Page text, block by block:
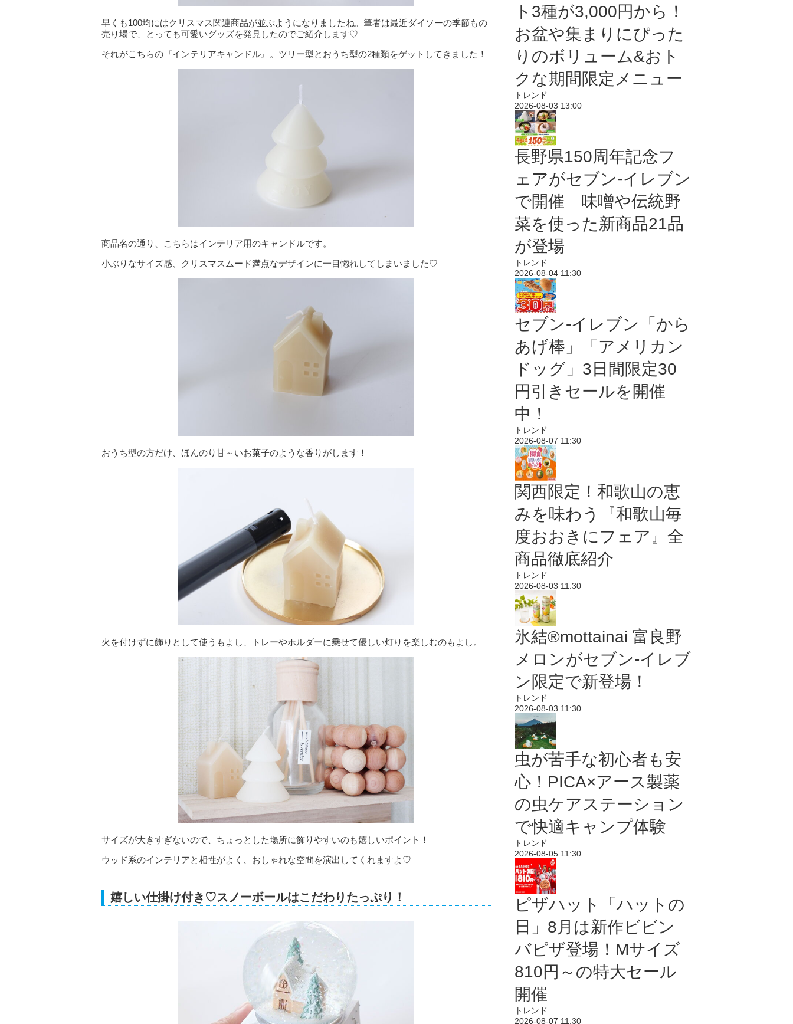
早くも100均にはクリスマス関連商品が並ぶようになりましたね。筆者は最近ダイソーの季節もの
売り場で、とっても可愛いグッズを発見したのでご紹介します♡
それがこちらの『インテリアキャンドル』。ツリー型とおうち型の2種類をゲットしてきました！
商品名の通り、こちらはインテリア用のキャンドルです。
小ぶりなサイズ感、クリスマスムード満点なデザインに一目惚れしてしまいました♡
おうち型の方だけ、ほんのり甘～いお菓子のような香りがします！
火を付けずに飾りとして使うもよし、トレーやホルダーに乗せて優しい灯りを楽しむのもよし。
サイズが大きすぎないので、ちょっとした場所に飾りやすいのも嬉しいポイント！
ウッド系のインテリアと相性がよく、おしゃれな空間を演出してくれますよ♡
嬉しい仕掛け付き♡スノーボールはこだわりたっぷり！
ト3種が3,000円から！
お盆や集まりにぴった
りのボリューム&おト
クな期間限定メニュー
トレンド
2026-08-03 13:00
長野県150周年記念フ
ェアがセブン-イレブン
で開催 味噌や伝統野
菜を使った新商品21品
が登場
トレンド
2026-08-04 11:30
セブン‐イレブン「から
あげ棒」「アメリカン
ドッグ」3日間限定30
円引きセールを開催
中！
トレンド
2026-08-07 11:30
関西限定！和歌山の恵
みを味わう『和歌山毎
度おおきにフェア』全
商品徹底紹介
トレンド
2026-08-03 11:30
氷結®mottainai 富良野
メロンがセブン‐イレブ
ン限定で新登場！
トレンド
2026-08-03 11:30
虫が苦手な初心者も安
心！PICA×アース製薬
の虫ケアステーション
で快適キャンプ体験
トレンド
2026-08-05 11:30
ピザハット「ハットの
日」8月は新作ビビン
バピザ登場！Mサイズ
810円～の特大セール
開催
トレンド
2026-08-07 11:30